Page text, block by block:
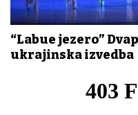
“Labuđe jezero”
ukrajinska izvedba